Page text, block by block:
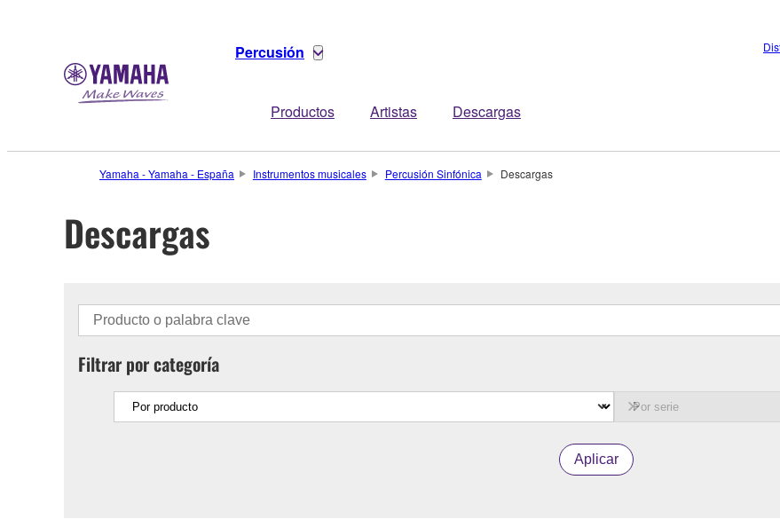
Percusión
Productos Artistas Descargas
Yamaha - Yamaha - España Instrumentos musicales Percusión Sinfónica Descargas
Descargas
Filtrar por categoría
Aplicar